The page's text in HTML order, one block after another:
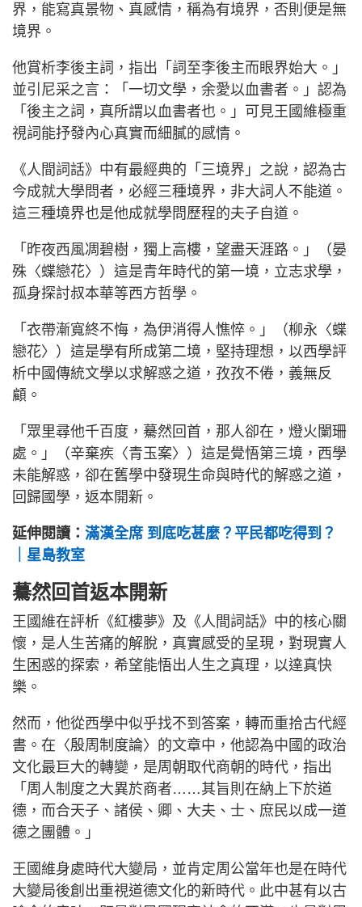
界，能寫真景物、真感情，稱為有境界，否則便是無
境界。
他賞析李後主詞，指出「詞至李後主而眼界始大。」
並引尼采之言：「一切文學，余愛以血書者。」認為
「後主之詞，真所謂以血書者也。」可見王國維極重
視詞能抒發內心真實而細膩的感情。
《人間詞話》中有最經典的「三境界」之說，認為古
今成就大學問者，必經三種境界，非大詞人不能道。
這三種境界也是他成就學問歷程的夫子自道。
「昨夜西風凋碧樹，獨上高樓，望盡天涯路。」（晏
殊〈蝶戀花〉）這是青年時代的第一境，立志求學，
孤身探討叔本華等西方哲學。
「衣帶漸寬終不悔，為伊消得人憔悴。」（柳永〈蝶
戀花〉）這是學有所成第二境，堅持理想，以西學評
析中國傳統文學以求解惑之道，孜孜不倦，義無反
顧。
「眾里尋他千百度，驀然回首，那人卻在，燈火闌珊
處。」（辛棄疾〈青玉案〉）這是覺悟第三境，西學
未能解惑，卻在舊學中發現生命與時代的解惑之道，
回歸國學，返本開新。
延伸閱讀： 滿漢全席 到底吃甚麼？平民都吃得到？
｜星島教室
驀然回首返本開新
王國維在評析《紅樓夢》及《人間詞話》中的核心關
懷，是人生苦痛的解脫，真實感受的呈現，對現實人
生困惑的探索，希望能悟出人生之真理，以達真快
樂。
然而，他從西學中似乎找不到答案，轉而重拾古代經
書。在〈殷周制度論〉的文章中，他認為中國的政治
文化最巨大的轉變，是周朝取代商朝的時代，指出
「周人制度之大異於商者……其旨則在納上下於道
德，而合天子、諸侯、卿、大夫、士、庶民以成一道
德之團體。」
王國維身處時代大變局，並肯定周公當年也是在時代
大變局後創出重視道德文化的新時代。此中甚有以古